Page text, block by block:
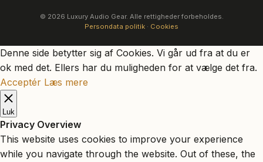
© 2026 Luxury Audio Gear. Alle rettigheder forbeholdes.
Persondata politik · Cookies
Denne side betytter sig af Cookies. Vi går ud fra at du er
ok med det. Ellers har du muligheden for at vælge det fra.
Acceptér Læs mere
Luk
Privacy Overview
This website uses cookies to improve your experience
while you navigate through the website. Out of these, the